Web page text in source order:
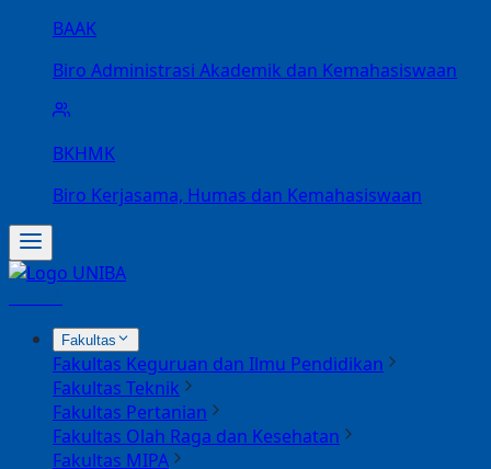
BAAK
Biro Administrasi Akademik dan Kemahasiswaan
BKHMK
Biro Kerjasama, Humas dan Kemahasiswaan
Fakultas
Fakultas Keguruan dan Ilmu Pendidikan
Fakultas Teknik
Fakultas Pertanian
Fakultas Olah Raga dan Kesehatan
Fakultas MIPA